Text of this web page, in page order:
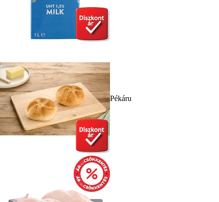
Pékáru